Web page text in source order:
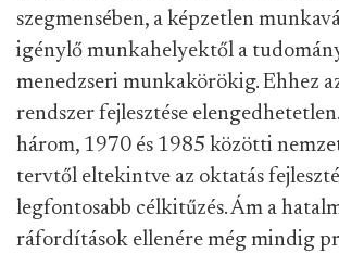
szegmensében, a képzetlen
igénylő munkahelyektől a
menedzseri munkakörökig. Ehhez
rendszer fejlesztése
három, 1970 és 1985 közötti
tervtől eltekintve az oktatás
legfontosabb célkitűzés. Ám a
ráfordítások ellenére még mindig